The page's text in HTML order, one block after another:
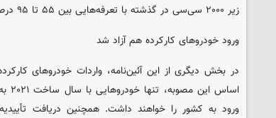
زیر ۲۰۰۰ سی‌سی در گذشته با تعرفه‌هایی بین ۵۵ تا ۹۵ درصد وارد می‌شدند.
ورود خودروهای کارکرده هم آزاد شد
در بخش دیگری از این آئین‌نامه، واردات خودروهای
ورود به کشور را خواهند داشت. همچنین دریافت